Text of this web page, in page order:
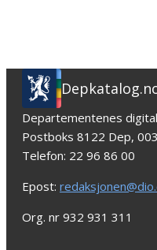
Departementenes
Postboks 8122 Dep,
Telefon: 22 96 86 00
Epost:
Org. nr 932 931 311